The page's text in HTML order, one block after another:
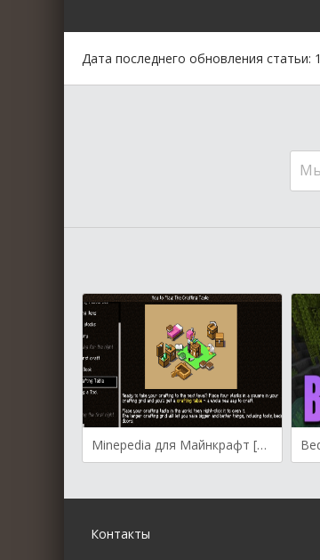
Дата последнего обновления статьи:
Minepedia для Майнкрафт [1.21.8, 1.21.5, 1.21.4]
Контакты